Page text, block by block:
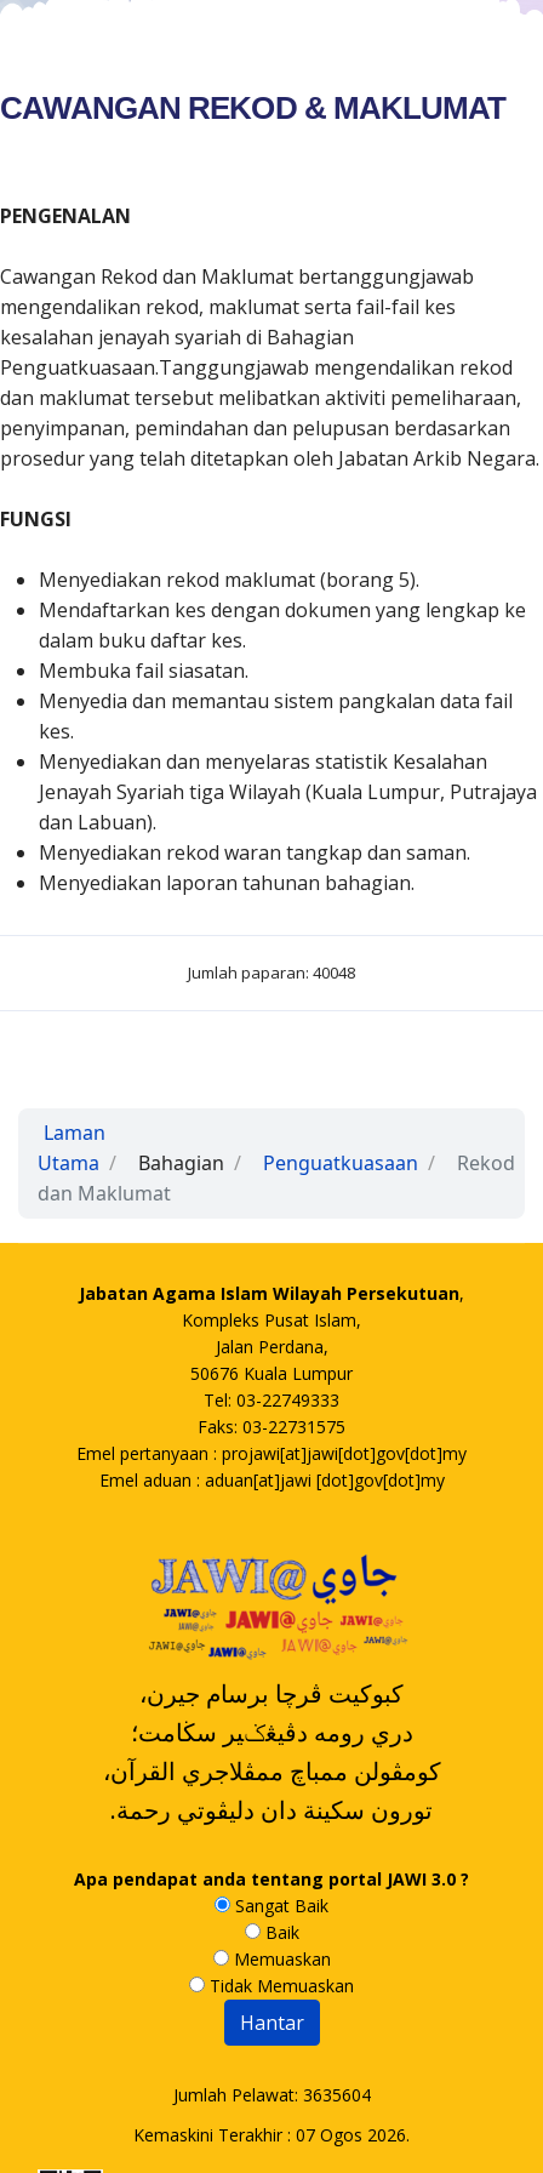
CAWANGAN REKOD & MAKLUMAT
PENGENALAN
Cawangan Rekod dan Maklumat bertanggungjawab
mengendalikan rekod, maklumat serta fail-fail kes
kesalahan jenayah syariah di Bahagian
Penguatkuasaan.Tanggungjawab mengendalikan rekod
dan maklumat tersebut melibatkan aktiviti pemeliharaan,
penyimpanan, pemindahan dan pelupusan berdasarkan
prosedur yang telah ditetapkan oleh Jabatan Arkib Negara.
FUNGSI
Menyediakan rekod maklumat (borang 5).
Mendaftarkan kes dengan dokumen yang lengkap ke
dalam buku daftar kes.
Membuka fail siasatan.
Menyedia dan memantau sistem pangkalan data fail
kes.
Menyediakan dan menyelaras statistik Kesalahan
Jenayah Syariah tiga Wilayah (Kuala Lumpur, Putrajaya
dan Labuan).
Menyediakan rekod waran tangkap dan saman.
Menyediakan laporan tahunan bahagian.
Jumlah paparan: 40048
Laman
Utama
Bahagian Penguatkuasaan
Rekod
dan Maklumat
Jabatan Agama Islam Wilayah Persekutuan,
Kompleks Pusat Islam,
Jalan Perdana,
50676 Kuala Lumpur
Tel: 03-22749333
Faks: 03-22731575
Emel pertanyaan : projawi[at]jawi[dot]gov[dot]my
Emel aduan : aduan[at]jawi [dot]gov[dot]my
،کبوکيت ڤرچا برسام جيرن
دري رومه دڤيڠݢير سڬامت؛
،کومڤولن ممباچ ممڤلاجري القرآن
.تورون سکينة دان دليڤوتي رحمة
Apa pendapat anda tentang portal JAWI 3.0 ?
Sangat Baik
Baik
Memuaskan
Tidak Memuaskan
Jumlah Pelawat: 3635604
Kemaskini Terakhir : 07 Ogos 2026.